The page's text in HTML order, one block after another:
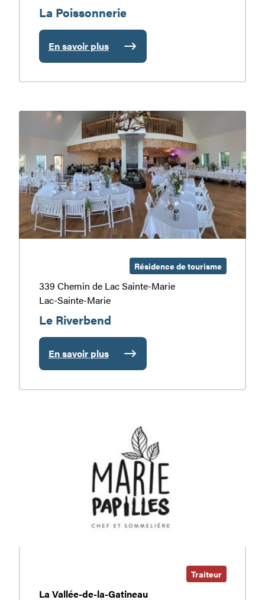
La Poissonnerie
En savoir plus
:
La
Poissonnerie
Le
Résidence de tourisme
339 Chemin de Lac Sainte-Marie
Lac-Sainte-Marie
Le Riverbend
En savoir plus
:
Le
Riverbend
Traiteur
La Vallée-de-la-Gatineau